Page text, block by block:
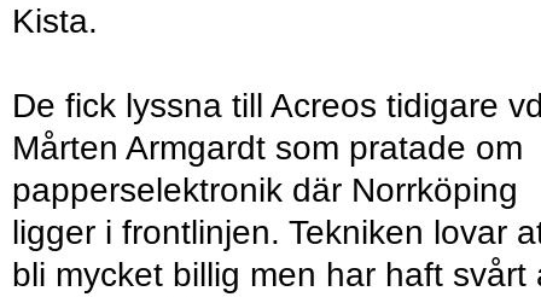
Kista.
De fick lyssna till Acreos tidigare
Mårten Armgardt som pratade om
papperselektronik där Norrköping
ligger i frontlinjen. Tekniken lovar
bli mycket billig men har haft svårt